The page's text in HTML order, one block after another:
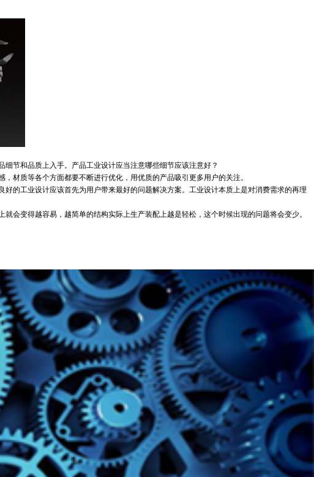
节和品质上入手。产品工业设计应当注意哪些细节应该注意好？
质等各个方面都要不断进行优化，用优质的产品吸引更多用户的关注。
的工业设计应该首先为用户带来最好的问题解决方案。工业设计本质上是对消费需求的再理
变得越容易，越简单的结构实际上生产装配上越是轻松，这个时候出现的问题将会变少。